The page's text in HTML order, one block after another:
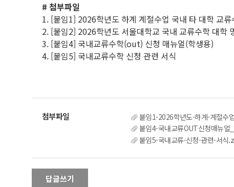
# 첨부파일
1. [붙임1] 2026학년도 하계 계절수업 국내 타 대학 교류
2. [붙임2] 2026학년도 서울대학교 국내 교류수학 대학
3. [붙임4] 국내교류수학(out) 신청 매뉴얼(학생용)
4. [붙임5] 국내교류수학 신청 관련 서식
붙임1-2026학년도-하계-계절수
붙임4-국내교류OUT신청매뉴얼
붙임5-국내교류-신청-관련-서식
답글쓰기